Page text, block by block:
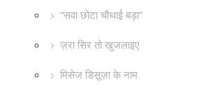
“सवा छोटा चौथाई बड़ा”
ज़रा सिर तो खुजलाइए
मिसेज डिसूज़ा के नाम